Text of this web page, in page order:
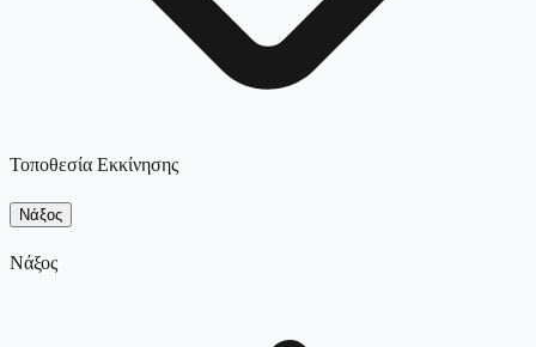
Τοποθεσία Εκκίνησης
Νάξος
Νάξος